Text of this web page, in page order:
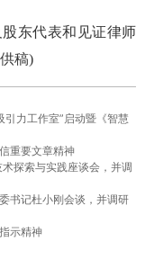
东代表和见证律师
稿)
引力工作室”启动暨《智慧
重要文章精神
探索与实践座谈会，并调
书记杜小刚会谈，并调研
示精神